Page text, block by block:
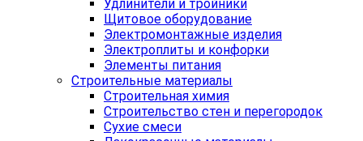
Удлинители и тройники
Щитовое оборудование
Электромонтажные изделия
Электроплиты и конфорки
Элементы питания
Строительные материалы
Строительная химия
Строительство стен и перегородок
Сухие смеси